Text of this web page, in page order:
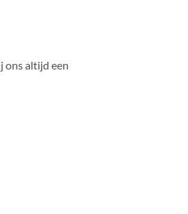
ons altijd een